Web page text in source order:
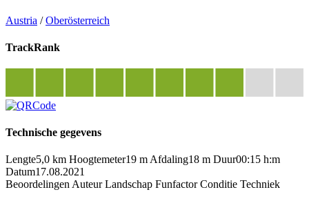
Austria /Oberösterreich
TrackRank
Technische gegevens
Lengte5,0 km Hoogtemeter19 m Afdaling18 m Duur00:15 h:m
Datum17.08.2021
Beoordelingen Auteur Landschap Funfactor Conditie Techniek